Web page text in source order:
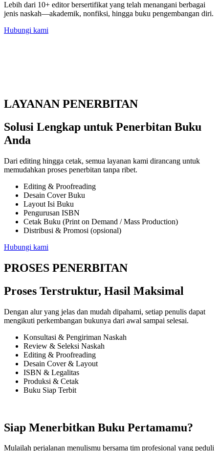
Lebih dari 10+ editor bersertifikat yang telah menangani berbagai
jenis naskah—akademik, nonfiksi, hingga buku pengembangan diri.
Hubungi kami
LAYANAN PENERBITAN
Solusi Lengkap untuk Penerbitan Buku
Anda
Dari editing hingga cetak, semua layanan kami dirancang untuk
memudahkan proses penerbitan tanpa ribet.
Editing & Proofreading
Desain Cover Buku
Layout Isi Buku
Pengurusan ISBN
Cetak Buku (Print on Demand / Mass Production)
Distribusi & Promosi (opsional)
Hubungi kami
PROSES PENERBITAN
Proses Terstruktur, Hasil Maksimal
Dengan alur yang jelas dan mudah dipahami, setiap penulis dapat
mengikuti perkembangan bukunya dari awal sampai selesai.
Konsultasi & Pengiriman Naskah
Review & Seleksi Naskah
Editing & Proofreading
Desain Cover & Layout
ISBN & Legalitas
Produksi & Cetak
Buku Siap Terbit
Siap Menerbitkan Buku Pertamamu?
Mulailah perjalanan menulismu bersama tim profesional yang peduli